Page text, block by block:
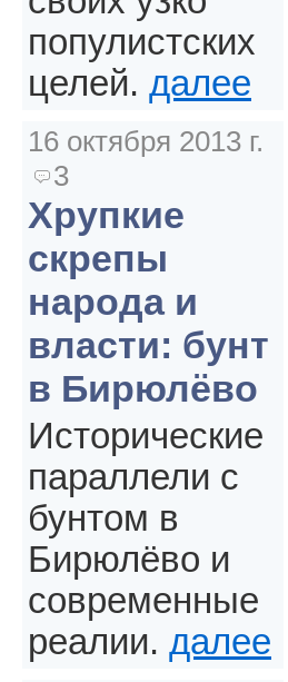
популистских
целей. далее
16 октября 2013 г.
3
Хрупкие
скрепы
народа и
власти: бунт
в Бирюлёво
Исторические
параллели с
бунтом в
Бирюлёво и
современные
реалии. далее